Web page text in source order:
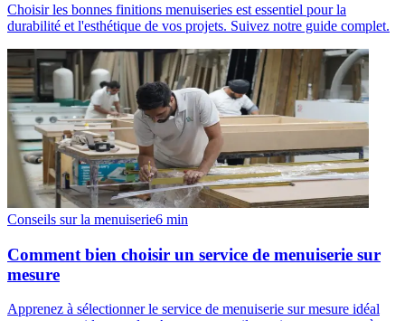
Choisir les bonnes finitions menuiseries est essentiel pour la
durabilité et l'esthétique de vos projets. Suivez notre guide complet.
Conseils sur la menuiserie6 min
Comment bien choisir un service de menuiserie sur
mesure
Apprenez à sélectionner le service de menuiserie sur mesure idéal